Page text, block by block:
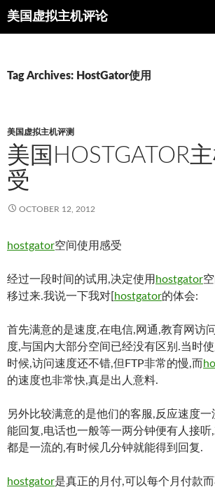
美国虚拟主机评论
Search
Tag Archives: HostGator使用
美国虚拟主机评测
美国HOSTGATOR
受
OCTOBER 12, 2012
hostgator空间使用感受
经过一段时间的试用,决定使用 hostgator
移过来.我说一下我对[hostgator的体会:
首先满意的是速度,在电信,网通,教育网访
度,与国内大部分空间已经没有区别.当时
时候,访问速度还不错,但FTP非常的慢,而
的速度也非常快,真是出人意料.
另外比较满意的是他们的客服,反应速度
能回复,电话也一般等一两分钟便有人接听
都是一流的,有时候几分钟就能得到回复.
hostgator是真正的月付,可以每个月付款